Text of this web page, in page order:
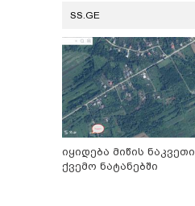
SS.GE
იყიდება მიწის ნაკვეთი
ქვემო ნატანებში